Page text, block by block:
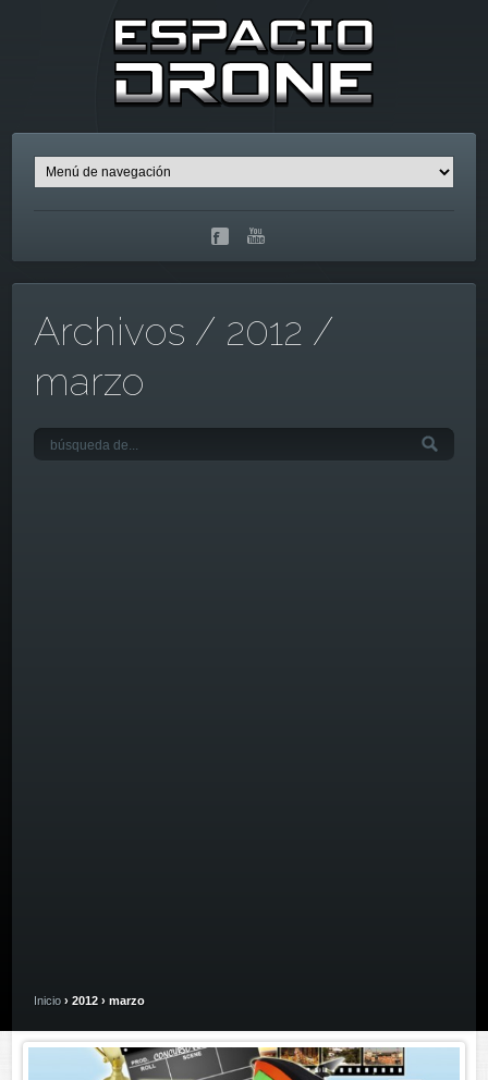
Archivos / 2012 /
marzo
Inicio › 2012 › marzo